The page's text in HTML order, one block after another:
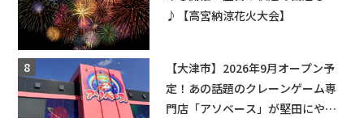
♪【高宮納涼花火大会】
【大津市】2026年9月オープン予
定！あの話題のクレーンゲーム専
門店「アソベース」が堅田にやっ